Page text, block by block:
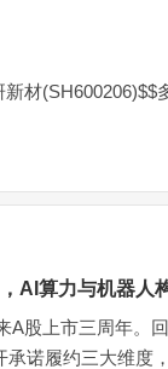
材(SH600206)$$
AI算力与机器人
A股上市三周年。
诺履约三大维度